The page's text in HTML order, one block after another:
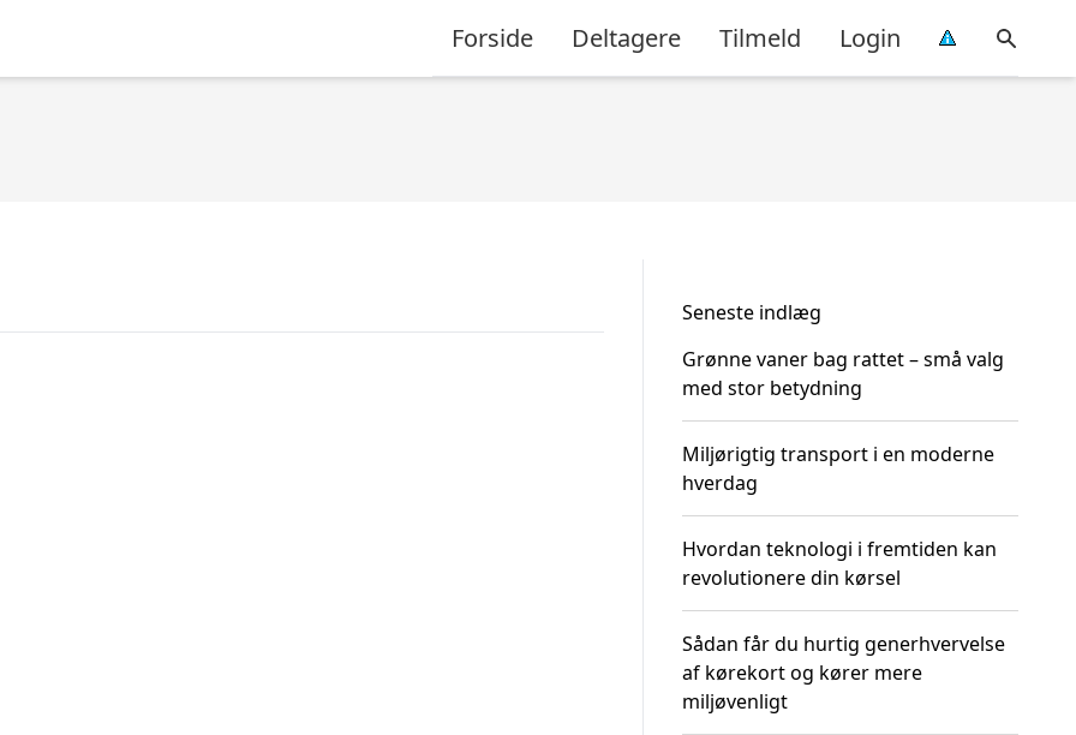
Forside Deltagere Tilmeld Login
Seneste indlæg
Grønne vaner bag rattet – små valg
med stor betydning
Miljørigtig transport i en moderne
hverdag
Hvordan teknologi i fremtiden kan
revolutionere din kørsel
Sådan får du hurtig generhvervelse
af kørekort og kører mere
miljøvenligt